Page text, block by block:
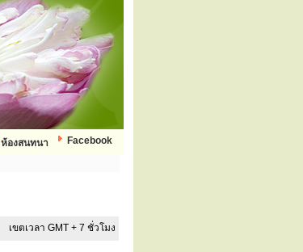
Facebook
ห้องสนทนา
เขตเวลา GMT + 7 ชั่วโมง